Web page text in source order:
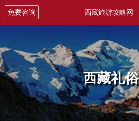
免费咨询 西藏旅游攻略网
西藏礼俗